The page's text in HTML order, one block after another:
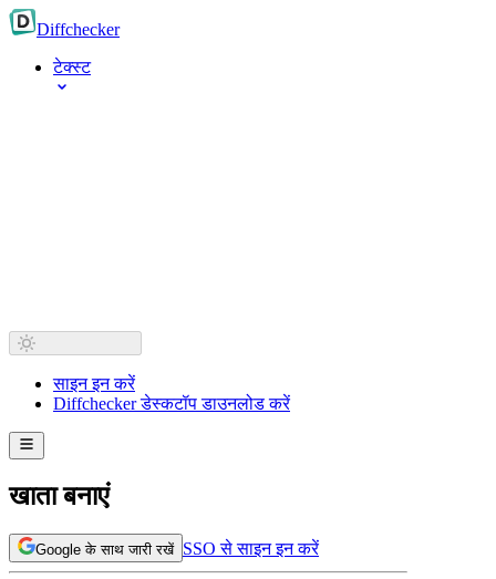
Diffchecker
टेक्स्ट
साइन इन करें
Diffchecker डेस्कटॉप डाउनलोड करें
खाता बनाएं
Google के साथ जारी रखें SSO से साइन इन करें